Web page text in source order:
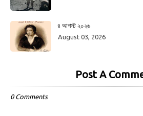
৪ আগস্ট ২০২৬
August 03, 2026
Post A
0 Comments